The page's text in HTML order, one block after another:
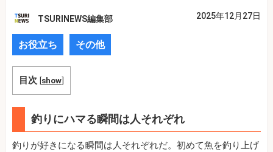
TSURINEWS編集部 2025年12月27日
お役立ち その他
目次 [show]
釣りにハマる瞬間は人それぞれ
釣りが好きになる瞬間は人それぞれだ。初めて魚を釣り上げ